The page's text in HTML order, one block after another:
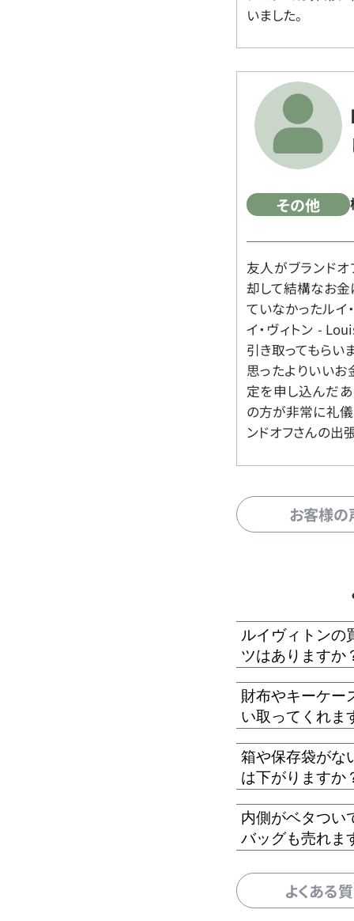
いました。
その他
友人がブランド
却して結構なお金
ていなかったルイ
イ・ヴィトン -
引き取ってもらい
思ったよりいいお
定を申し込んだ
の方が非常に礼儀
ンドオフさんの出
お客様
ルイヴィトンの
ツはありますか
財布やキーケー
い取ってくれま
箱や保存袋がな
は下がりますか
内側がベタつい
バッグも売れま
よくある